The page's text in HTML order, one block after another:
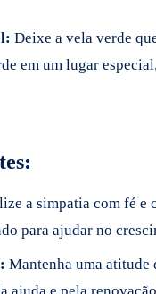
Deixe a vela verde
em um lugar
a simpatia com fé e
para ajudar no
Mantenha uma atitude